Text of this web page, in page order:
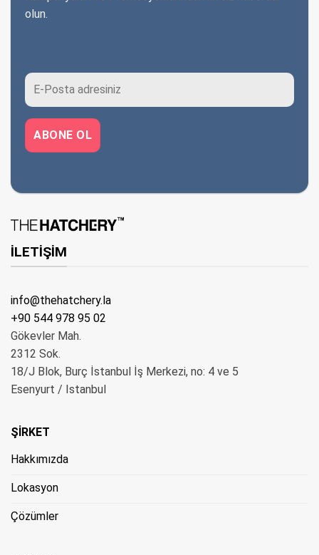
olun.
İLETİŞİM
info@thehatchery.la
+90 544 978 95 02
Gökevler Mah.
2312 Sok.
18/J Blok, Burç İstanbul İş Merkezi, no: 4 ve 5
Esenyurt / Istanbul
ŞİRKET
Hakkımızda
Lokasyon
Çözümler